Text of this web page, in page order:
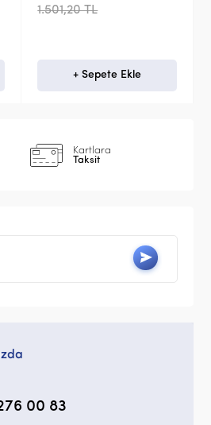
1.264,32 TL
+ Sepete Ekle
Kartlara
Taksit
00 83